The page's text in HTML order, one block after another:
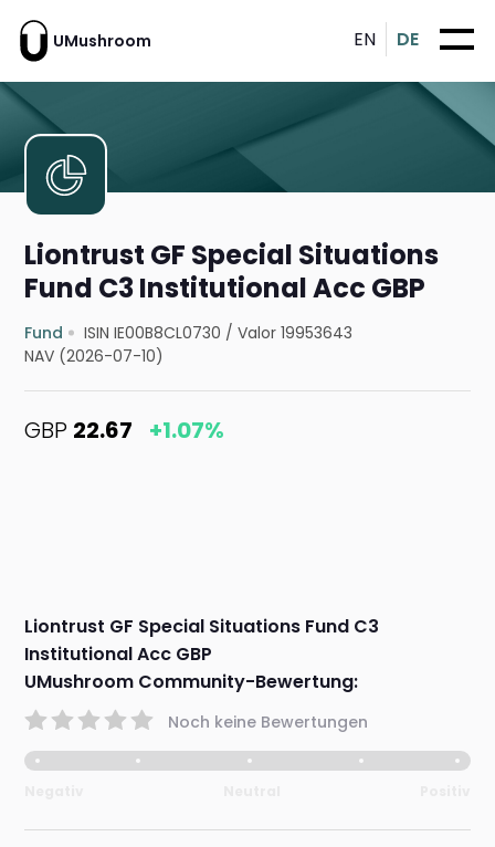
UMushroom EN DE
Liontrust GF Special Situations
Fund C3 Institutional Acc GBP
Fund ISIN IE00B8CL0730 /Valor 19953643
NAV (2026-07-10)
GBP 22.67 +1.07%
Liontrust GF Special Situations Fund C3
Institutional Acc GBP
UMushroom Community-Bewertung:
Noch keine Bewertungen